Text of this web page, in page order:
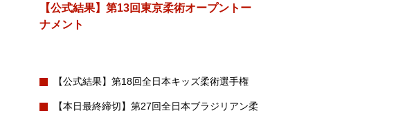
【公式結果】第13回東京柔術オープントー
ナメント
【公式結果】第18回全日本キッズ柔術選手権
【本日最終締切】第27回全日本ブラジリアン柔